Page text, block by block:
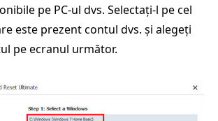
pe PC-ul dvs. Selectați-l pe cel
este prezent contul dvs. și alegeți
pe ecranul următor.